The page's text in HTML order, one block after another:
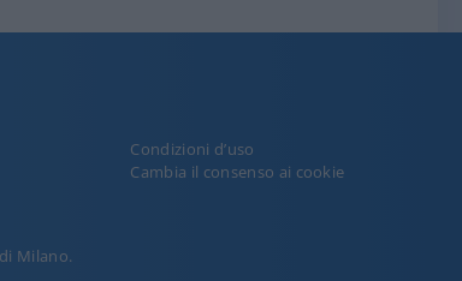
Condizioni d’uso
Cambia il consenso ai cookie
Milano.